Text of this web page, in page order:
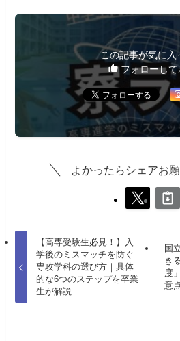
この記事が気に入
フォローして
よかったらシェアお
【高専受験生必見！】入
学後のミスマッチを防ぐ
専攻学科の選び方｜具体
的な6つのステップを卒業
生が解説
国
き
度
意